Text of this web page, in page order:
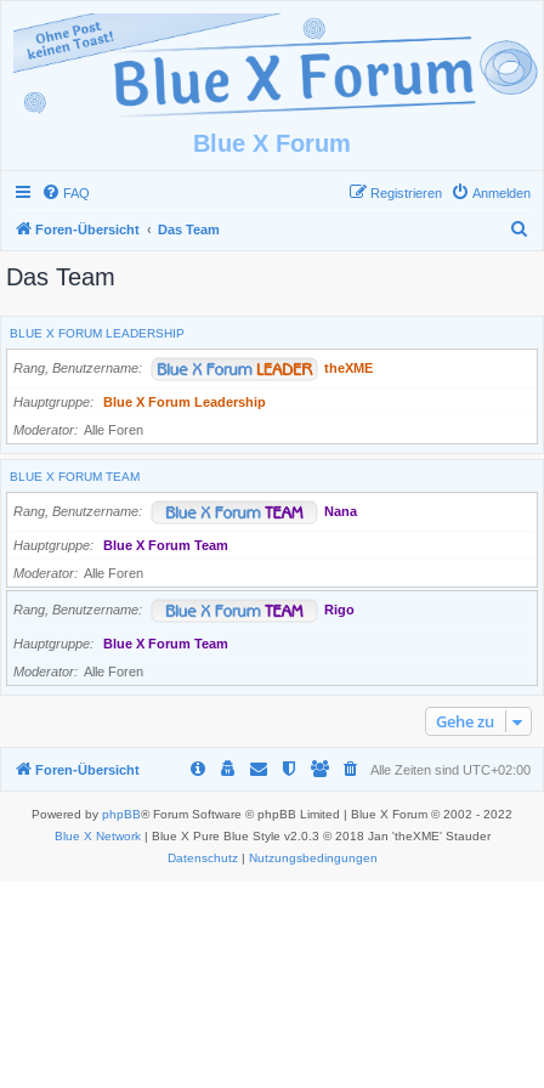
Blue X Forum
FAQ Anmelden
Registrieren
Foren-Übersicht Das Team
Das Team
BLUE X FORUM LEADERSHIP
Rang, Benutzername theXME
Hauptgruppe
Blue X Forum Leadership
Moderator
Alle Foren
BLUE X FORUM TEAM
Rang, Benutzername Nana
Hauptgruppe
Blue X Forum Team
Moderator
Alle Foren
Rang, Benutzername Rigo
Hauptgruppe
Blue X Forum Team
Moderator
Alle Foren
Gehe zu
Foren-Übersicht Alle Zeiten sind UTC+02:00
Powered by phpBB® Forum Software © phpBB Limited | Blue X Forum © 2002 - 2022
Blue X Network| Blue X Pure Blue Style v2.0.3 © 2018 Jan 'theXME' Stauder
Datenschutz| Nutzungsbedingungen